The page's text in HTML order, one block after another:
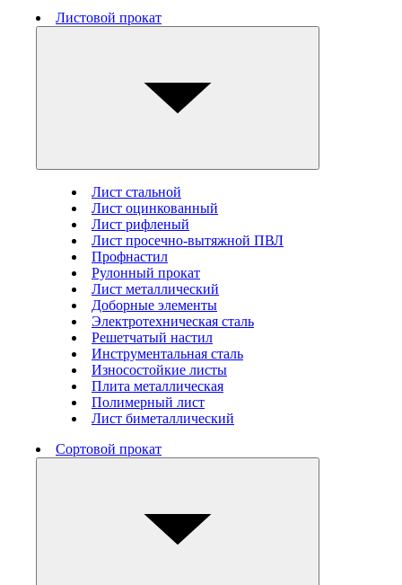
Листовой прокат
Лист стальной
Лист оцинкованный
Лист рифленый
Лист просечно-вытяжной ПВЛ
Профнастил
Рулонный прокат
Лист металлический
Доборные элементы
Электротехническая сталь
Решетчатый настил
Инструментальная сталь
Износостойкие листы
Плита металлическая
Полимерный лист
Лист биметаллический
Сортовой прокат